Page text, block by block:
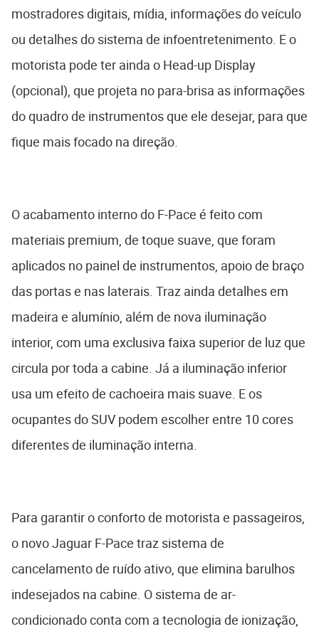
mostradores digitais, mídia, informações do veículo
ou detalhes do sistema de infoentretenimento. E o
motorista pode ter ainda o Head-up Display
(opcional), que projeta no para-brisa as informações
do quadro de instrumentos que ele desejar, para que
fique mais focado na direção.
O acabamento interno do F-Pace é feito com
materiais premium, de toque suave, que foram
aplicados no painel de instrumentos, apoio de braço
das portas e nas laterais. Traz ainda detalhes em
madeira e alumínio, além de nova iluminação
interior, com uma exclusiva faixa superior de luz que
circula por toda a cabine. Já a iluminação inferior
usa um efeito de cachoeira mais suave. E os
ocupantes do SUV podem escolher entre 10 cores
diferentes de iluminação interna.
Para garantir o conforto de motorista e passageiros,
o novo Jaguar F-Pace traz sistema de
cancelamento de ruído ativo, que elimina barulhos
indesejados na cabine. O sistema de ar-
condicionado conta com a tecnologia de ionização,